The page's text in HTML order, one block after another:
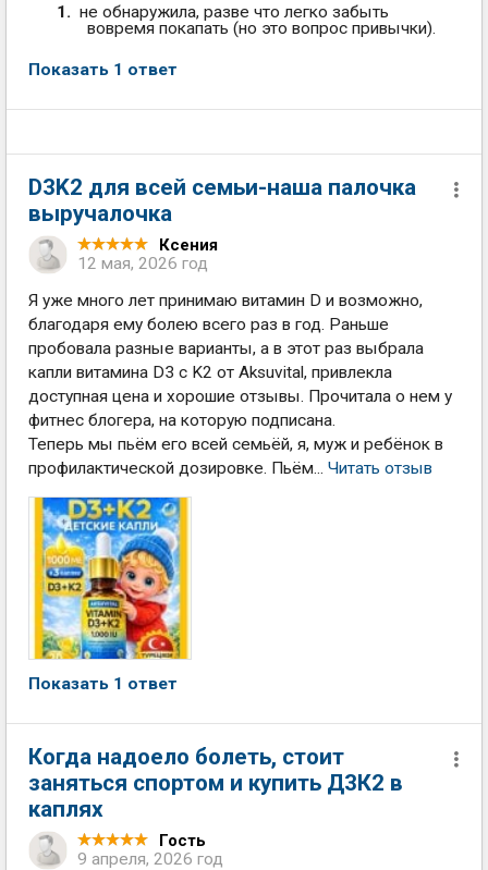
не обнаружила, разве что легко забыть
вовремя покапать (но это вопрос привычки).
Показать 1 ответ
D3K2 для всей семьи-наша палочка
выручалочка
Ксения
12 мая, 2026 год
Я уже много лет принимаю витамин D и возможно,
благодаря ему болею всего раз в год. Раньше
пробовала разные варианты, а в этот раз выбрала
капли витамина D3 с K2 от Aksuvital, привлекла
доступная цена и хорошие отзывы. Прочитала о нем у
фитнес блогера, на которую подписана.
Теперь мы пьём его всей семьёй, я, муж и ребёнок в
профилактической дозировке. Пьём... Читать отзыв
Показать 1 ответ
Когда надоело болеть, стоит
заняться спортом и купить Д3К2 в
каплях
Гость
9 апреля, 2026 год